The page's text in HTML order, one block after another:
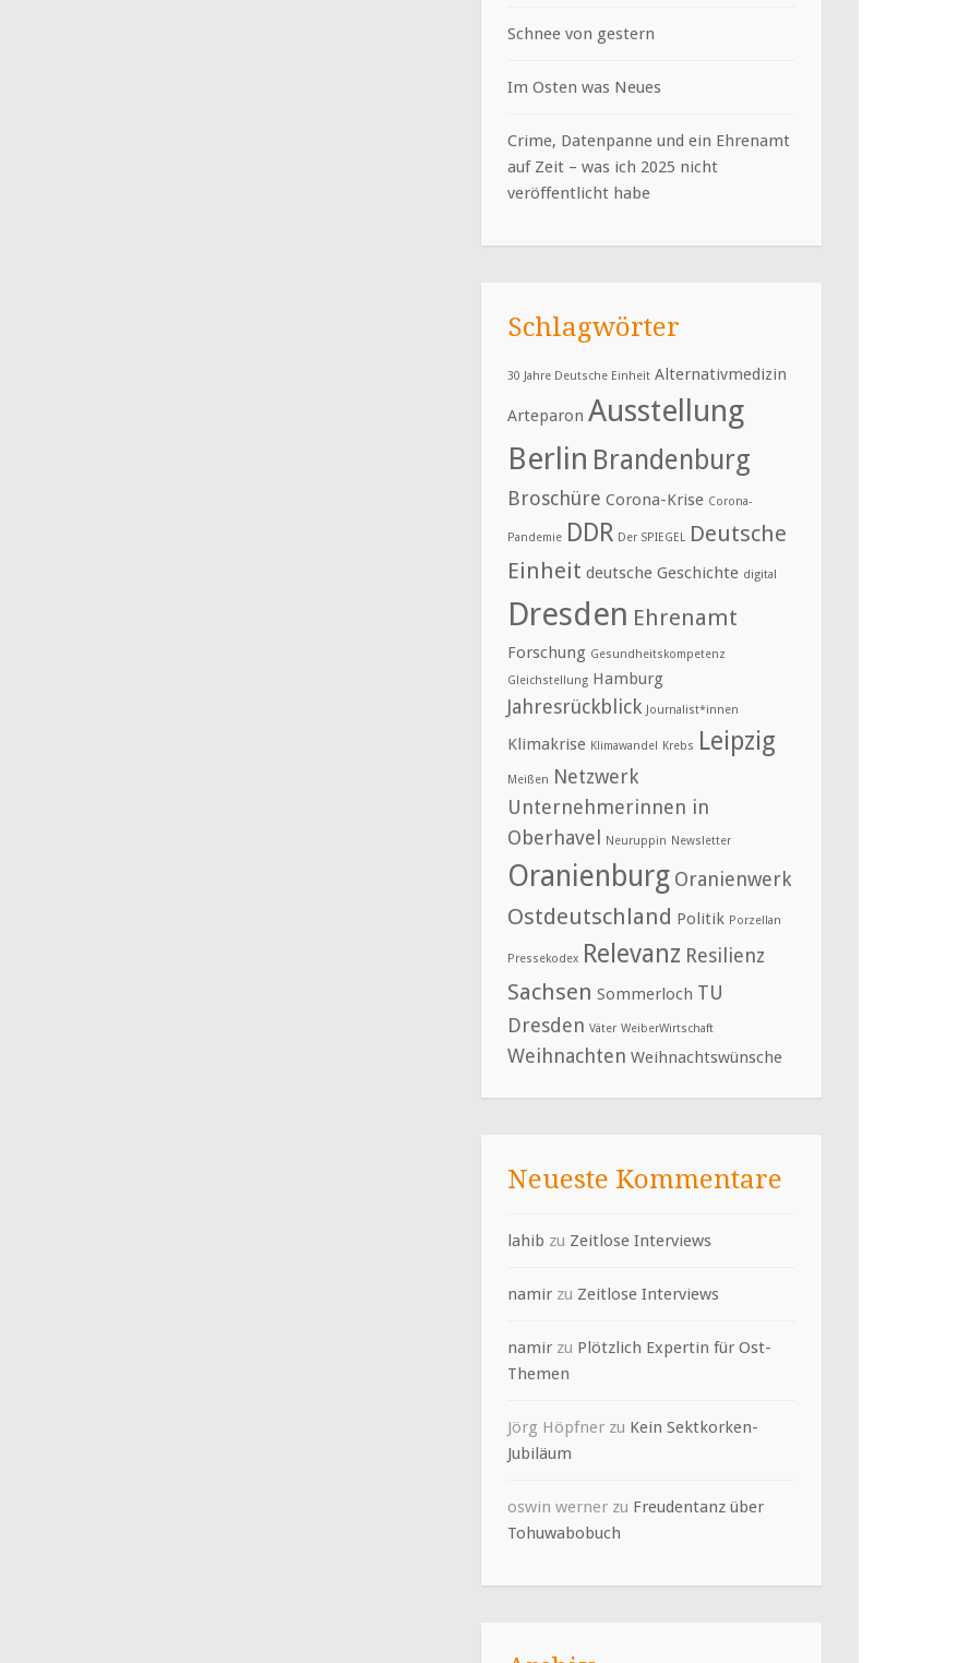
Schnee von gestern
Im Osten was Neues
Crime, Datenpanne und ein Ehrenamt
auf Zeit – was ich 2025 nicht
veröffentlicht habe
Schlagwörter
30 Jahre Deutsche Einheit Alternativmedizin
Arteparon Ausstellung
Berlin Brandenburg
Broschüre Corona-Krise Corona-
Pandemie DDR Der SPIEGEL Deutsche
Einheit deutsche Geschichte digital
Dresden Ehrenamt
Forschung Gesundheitskompetenz
Gleichstellung Hamburg
Jahresrückblick Journalist*innen
Klimakrise Klimawandel Krebs Leipzig
Meißen Netzwerk
Unternehmerinnen in
Oberhavel
Neuruppin Newsletter
Oranienburg Oranienwerk
Ostdeutschland Politik Porzellan
Pressekodex Relevanz Resilienz
Sachsen Sommerloch TU
Dresden Väter WeiberWirtschaft
Weihnachten Weihnachtswünsche
Neueste Kommentare
lahib zu Zeitlose Interviews
namir zu Zeitlose Interviews
namir zu Plötzlich Expertin für Ost-
Themen
Jörg Höpfner zu Kein Sektkorken-
Jubiläum
oswin werner zu Freudentanz über
Tohuwabobuch